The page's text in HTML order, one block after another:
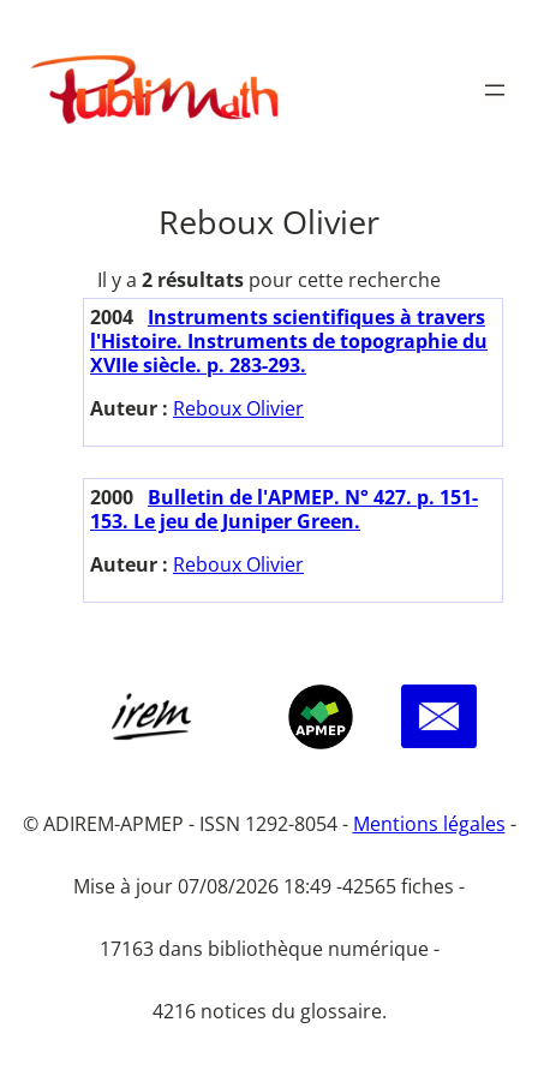
contenu
Publimath
Reboux Olivier
Il y a 2 résultats pour cette recherche
2004 Instruments scientifiques à travers
l'Histoire. Instruments de topographie du
XVIIe siècle. p. 283-293.
Auteur : Reboux Olivier
2000 Bulletin de l'APMEP. N° 427. p. 151-
153. Le jeu de Juniper Green.
Auteur : Reboux Olivier
© ADIREM-APMEP - ISSN 1292-8054 - Mentions légales -
Mise à jour 07/08/2026 18:49 -42565 fiches -
17163 dans bibliothèque numérique -
4216 notices du glossaire.